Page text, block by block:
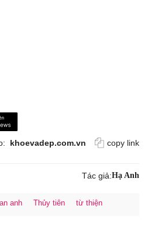
khoevadep.com.vn copy link
Tác giả:Hạ Anh
anh Thủy tiên từ thiện